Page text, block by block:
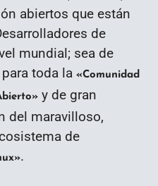
abiertos que están
de
mundial; sea de
toda la «Comunidad
y de gran
del maravilloso,
de
.